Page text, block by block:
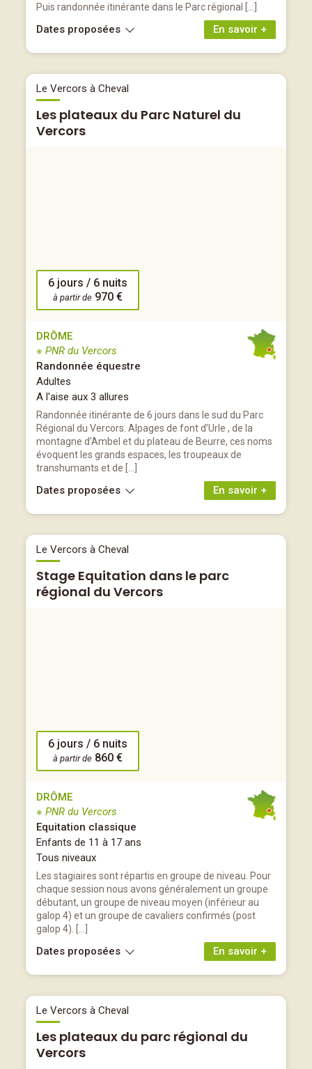
Puis randonnée itinérante dans le Parc régional […]
En savoir +
Dates proposées
Le Vercors à Cheval
Les plateaux du Parc Naturel du
Vercors
6 jours / 6 nuits
à partir de 970 €
DRÔME
※ PNR du Vercors
Randonnée équestre
Adultes
A l'aise aux 3 allures
Randonnée itinérante de 6 jours dans le sud du Parc
Régional du Vercors. Alpages de font d’Urle , de la
montagne d’Ambel et du plateau de Beurre, ces noms
évoquent les grands espaces, les troupeaux de
transhumants et de […]
En savoir +
Dates proposées
Le Vercors à Cheval
Stage Equitation dans le parc
régional du Vercors
6 jours / 6 nuits
à partir de 860 €
DRÔME
※ PNR du Vercors
Equitation classique
Enfants de 11 à 17 ans
Tous niveaux
Les stagiaires sont répartis en groupe de niveau. Pour
chaque session nous avons généralement un groupe
débutant, un groupe de niveau moyen (inférieur au
galop 4) et un groupe de cavaliers confirmés (post
galop 4). […]
En savoir +
Dates proposées
Le Vercors à Cheval
Les plateaux du parc régional du
Vercors